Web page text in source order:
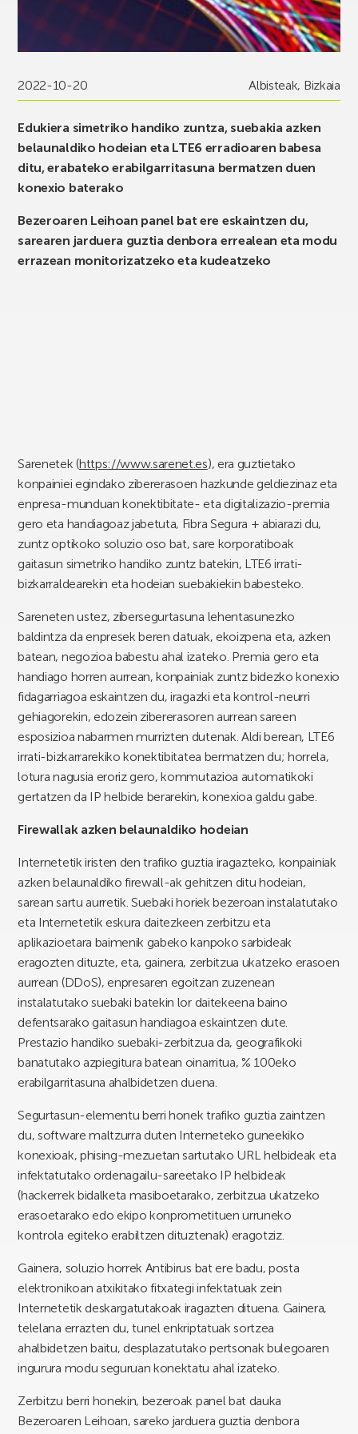
2022-10-20 Albisteak, Bizkaia
Edukiera simetriko handiko zuntza, suebakia azken
belaunaldiko hodeian eta LTE6 erradioaren babesa
ditu, erabateko erabilgarritasuna bermatzen duen
konexio baterako
Bezeroaren Leihoan panel bat ere eskaintzen du,
sarearen jarduera guztia denbora errealean eta modu
errazean monitorizatzeko eta kudeatzeko
Sarenetek (https://www.sarenet.es), era guztietako
konpainiei egindako zibererasoen hazkunde geldiezinaz eta
enpresa-munduan konektibitate- eta digitalizazio-premia
gero eta handiagoaz jabetuta, Fibra Segura + abiarazi du,
zuntz optikoko soluzio oso bat, sare korporatiboak
gaitasun simetriko handiko zuntz batekin, LTE6 irrati-
bizkarraldearekin eta hodeian suebakiekin babesteko.
Sareneten ustez, zibersegurtasuna lehentasunezko
baldintza da enpresek beren datuak, ekoizpena eta, azken
batean, negozioa babestu ahal izateko. Premia gero eta
handiago horren aurrean, konpainiak zuntz bidezko konexio
fidagarriagoa eskaintzen du, iragazki eta kontrol-neurri
gehiagorekin, edozein zibererasoren aurrean sareen
esposizioa nabarmen murrizten dutenak. Aldi berean, LTE6
irrati-bizkarrarekiko konektibitatea bermatzen du; horrela,
lotura nagusia eroriz gero, kommutazioa automatikoki
gertatzen da IP helbide berarekin, konexioa galdu gabe.
Firewallak azken belaunaldiko hodeian
Internetetik iristen den trafiko guztia iragazteko, konpainiak
azken belaunaldiko firewall-ak gehitzen ditu hodeian,
sarean sartu aurretik. Suebaki horiek bezeroan instalatutako
eta Internetetik eskura daitezkeen zerbitzu eta
aplikazioetara baimenik gabeko kanpoko sarbideak
eragozten dituzte, eta, gainera, zerbitzua ukatzeko erasoen
aurrean (DDoS), enpresaren egoitzan zuzenean
instalatutako suebaki batekin lor daitekeena baino
defentsarako gaitasun handiagoa eskaintzen dute.
Prestazio handiko suebaki-zerbitzua da, geografikoki
banatutako azpiegitura batean oinarritua, % 100eko
erabilgarritasuna ahalbidetzen duena.
Segurtasun-elementu berri honek trafiko guztia zaintzen
du, software maltzurra duten Interneteko guneekiko
konexioak, phising-mezuetan sartutako URL helbideak eta
infektatutako ordenagailu-sareetako IP helbideak
(hackerrek bidalketa masiboetarako, zerbitzua ukatzeko
erasoetarako edo ekipo konprometituen urruneko
kontrola egiteko erabiltzen dituztenak) eragotziz.
Gainera, soluzio horrek Antibirus bat ere badu, posta
elektronikoan atxikitako fitxategi infektatuak zein
Internetetik deskargatutakoak iragazten dituena. Gainera,
telelana errazten du, tunel enkriptatuak sortzea
ahalbidetzen baitu, desplazatutako pertsonak bulegoaren
ingurura modu seguruan konektatu ahal izateko.
Zerbitzu berri honekin, bezeroak panel bat dauka
Bezeroaren Leihoan, sareko jarduera guztia denbora